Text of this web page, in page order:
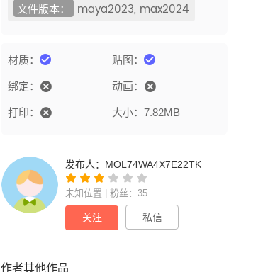
文件版本： maya2023, max2024
材质： 贴图：
绑定： 动画：
打印： 大小：7.82MB
发布人： MOL74WA4X7E22TK
未知位置 | 粉丝：35
关注 私信
作者其他作品